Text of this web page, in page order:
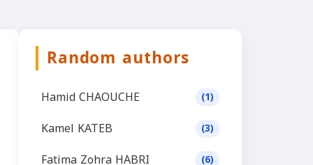
Random authors
Hamid CHAOUCHE (1)
Kamel KATEB (3)
Fatima Zohra HABRI (6)